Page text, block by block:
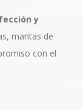
y
mantas de
con el